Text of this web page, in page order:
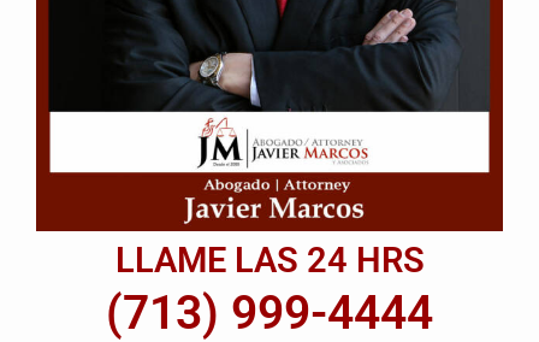
LLAME LAS 24 HRS
(713) 999-4444